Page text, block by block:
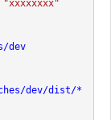
dev
dev/dist/*